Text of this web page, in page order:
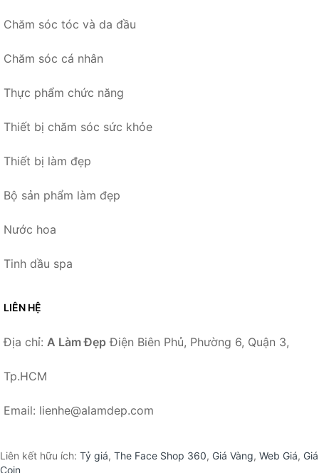
Chăm sóc tóc và da đầu
Chăm sóc cá nhân
Thực phẩm chức năng
Thiết bị chăm sóc sức khỏe
Thiết bị làm đẹp
Bộ sản phẩm làm đẹp
Nước hoa
Tinh dầu spa
LIÊN HỆ
Địa chỉ: A Làm Đẹp Điện Biên Phủ, Phường 6, Quận 3,
Tp.HCM
Email: lienhe@alamdep.com
Liên kết hữu ích: Tỷ giá, The Face Shop 360, Giá Vàng, Web Giá, Giá
Coin